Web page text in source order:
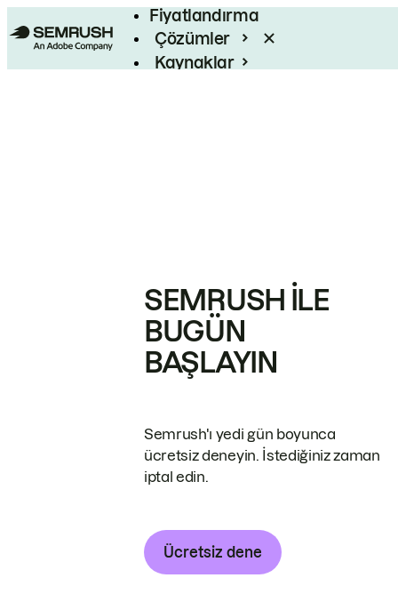
Fiyatlandırma
Çözümler
Kaynaklar
SEMRUSH ILE
BUGÜN
BAŞLAYIN
Semrush'ı yedi gün boyunca
ücretsiz deneyin. İstediğiniz zaman
iptal edin.
Ücretsiz dene